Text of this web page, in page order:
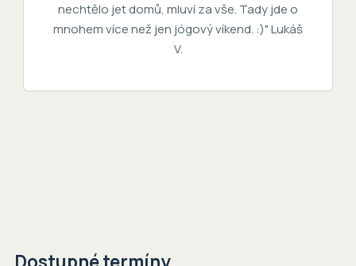
nechtělo jet domů, mluví za vše. Tady jde o
mnohem více než jen jógový víkend. :)" Lukáš
V.